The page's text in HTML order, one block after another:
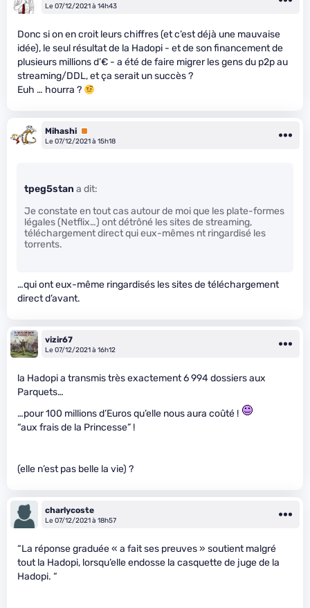
Le 07/12/2021 à 14h43
Donc si on en croit leurs chiffres (et c’est déjà une mauvaise
idée), le seul résultat de la Hadopi - et de son financement de
plusieurs millions d’€ - a été de faire migrer les gens du p2p au
streaming/DDL, et ça serait un succès ?
Euh … hourra ?
Mihashi Premium
Le 07/12/2021 à 15h18
tpeg5stan a dit:
Je constate en tout cas autour de moi que les plate-formes
légales (Netflix…) ont détrôné les sites de streaming,
téléchargement direct qui eux-mêmes nt ringardisé les
torrents.
…qui ont eux-même ringardisés les sites de téléchargement
direct d’avant.
vizir67
Le 07/12/2021 à 16h12
la Hadopi a transmis très exactement 6 994 dossiers aux
Parquets…
…pour 100 millions d’Euros qu’elle nous aura coûté !
“aux frais de la Princesse” !
(elle n’est pas belle la vie) ?
charlycoste
Le 07/12/2021 à 18h57
“La réponse graduée « a fait ses preuves » soutient malgré
tout la Hadopi, lorsqu’elle endosse la casquette de juge de la
Hadopi. “